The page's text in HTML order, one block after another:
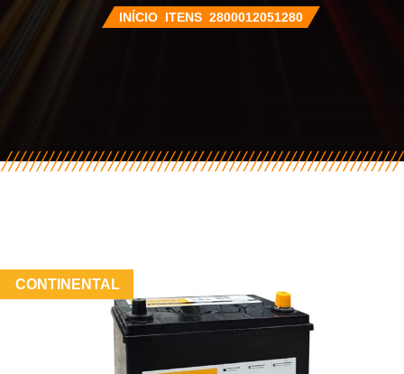
INÍCIO ITENS 2800012051280
CONTINENTAL